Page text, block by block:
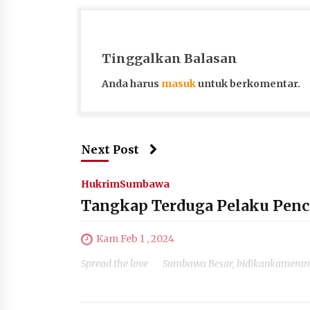
Tinggalkan Balasan
Anda harus masukuntuk berkomentar.
Next Post
HukrimSumbawa
Tangkap Terduga Pelaku
Kam Feb 1 , 2024
Spread the love Sumbawa Besar,